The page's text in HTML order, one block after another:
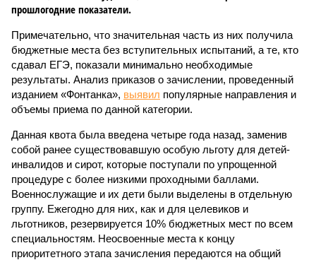
прошлогодние показатели.
Примечательно, что значительная часть из них получила
бюджетные места без вступительных испытаний, а те, кто
сдавал ЕГЭ, показали минимально необходимые
результаты. Анализ приказов о зачислении, проведенный
изданием «Фонтанка», выявил популярные направления и
объемы приема по данной категории.
Данная квота была введена четыре года назад, заменив
собой ранее существовавшую особую льготу для детей-
инвалидов и сирот, которые поступали по упрощенной
процедуре с более низкими проходными баллами.
Военнослужащие и их дети были выделены в отдельную
группу. Ежегодно для них, как и для целевиков и
льготников, резервируется 10% бюджетных мест по всем
специальностям. Неосвоенные места к концу
приоритетного этапа зачисления передаются на общий